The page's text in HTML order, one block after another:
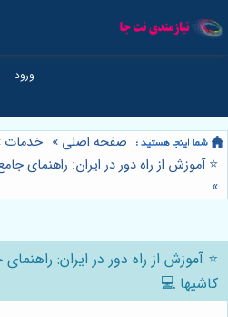
صفحه اصلی » خدمات
⭐️ آموزش از راه دور در ایران: راهنمای
»
⭐️ آموزش از راه دور در ایران:
کاشیها 💻